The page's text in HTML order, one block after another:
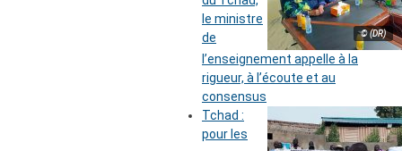
© (DR)
le ministre
de
l’enseignement appelle à la
rigueur, à l’écoute et au
consensus
Tchad :
pour les